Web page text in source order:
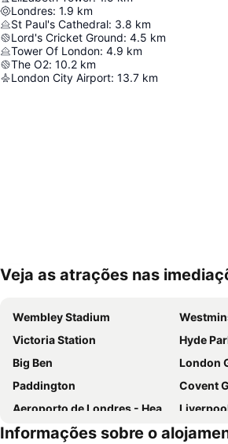
Londres: 1.9 km
St Paul's Cathedral: 3.8 km
Lord's Cricket Ground: 4.5 km
Tower Of London: 4.9 km
The O2: 10.2 km
London City Airport: 13.7 km
Ampliar mapa
Veja as atrações nas
Wembley Stadium
Victoria Station
Hyde
Big Ben
London
Paddington
Covent
Aeroporto de Londres - Heathrow
Soho
Kings
Informações sobre o